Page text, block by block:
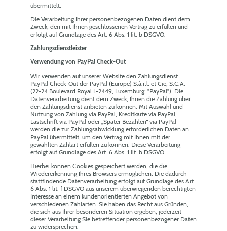
übermittelt.
Die Verarbeitung Ihrer personenbezogenen Daten dient dem
Zweck, den mit Ihnen geschlossenen Vertrag zu erfüllen und
erfolgt auf Grundlage des Art. 6 Abs. 1 lit. b DSGVO.
Zahlungsdienstleister
Verwendung von PayPal Check-Out
Wir verwenden auf unserer Website den Zahlungsdienst
PayPal Check-Out der PayPal (Europe) S.à.r.l. et Cie, S.C.A.
(22-24 Boulevard Royal L-2449, Luxemburg; "PayPal"). Die
Datenverarbeitung dient dem Zweck, Ihnen die Zahlung über
den Zahlungsdienst anbieten zu können. Mit Auswahl und
Nutzung von Zahlung via PayPal, Kreditkarte via PayPal,
Lastschrift via PayPal oder „Später Bezahlen“ via PayPal
werden die zur Zahlungsabwicklung erforderlichen Daten an
PayPal übermittelt, um den Vertrag mit Ihnen mit der
gewählten Zahlart erfüllen zu können. Diese Verarbeitung
erfolgt auf Grundlage des Art. 6 Abs. 1 lit. b DSGVO.
Hierbei können Cookies gespeichert werden, die die
Wiedererkennung Ihres Browsers ermöglichen. Die dadurch
stattfindende Datenverarbeitung erfolgt auf Grundlage des Art.
6 Abs. 1 lit. f DSGVO aus unserem überwiegenden berechtigten
Interesse an einem kundenorientierten Angebot von
verschiedenen Zahlarten. Sie haben das Recht aus Gründen,
die sich aus Ihrer besonderen Situation ergeben, jederzeit
dieser Verarbeitung Sie betreffender personenbezogener Daten
zu widersprechen.